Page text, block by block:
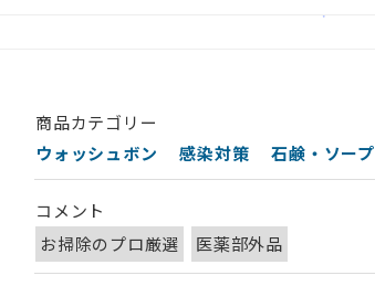
商品カテゴリー
ウォッシュボン
感染対策 石鹸・ソープ
コメント
お掃除のプロ厳選
医薬部外品